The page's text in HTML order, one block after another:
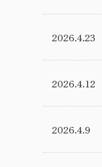
2026.4.23
2026.4.12
2026.4.9